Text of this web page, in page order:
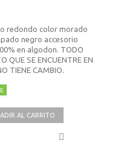
redondo color morado
negro accesorio
en algodon. TODO
QUE SE ENCUENTRE EN
TIENE CAMBIO.
AL CARRITO